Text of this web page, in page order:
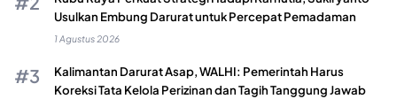
Usulkan Embung Darurat untuk Percepat Pemadaman
1 Agustus 2026
Kalimantan Darurat Asap, WALHI: Pemerintah Harus
Koreksi Tata Kelola Perizinan dan Tagih Tanggung Jawab